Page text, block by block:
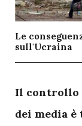
Le
sull'Ucraina
Il controllo
dei media è